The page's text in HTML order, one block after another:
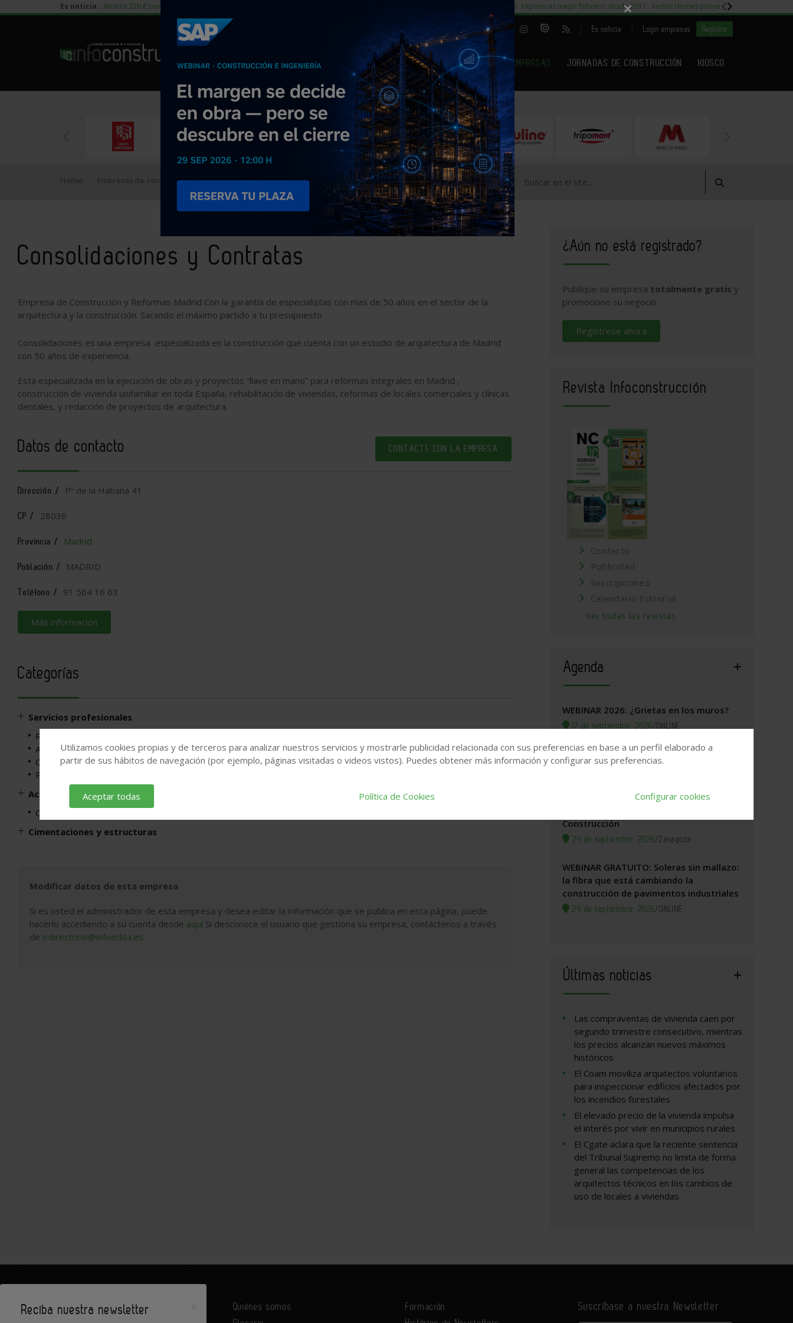
Es noticia: Ahorra 320 € por vivienda en edificación residencial 29% cambiar al alquiler temporal Hipotecas mejor febrero desde 2011 Aedas Homes proyecto Fiora
| Es noticia Login empresas Registro
NOTICIAS PRODUCTOS AGENDA ARTÍCULOS EMPRESAS JORNADAS DE CONSTRUCCIÓN KIOSCO
EMPRESAS PREMIUM
Empresas de construcción Consolidaciones y Contratas
Consolidaciones y Contratas
Empresa de Construcción y Reformas Madrid Con la garantía de especialistas con mas de 50 años en el sector de la
arquitectura y la construcción. Sacando el máximo partido a tu presupuesto
Consolidaciones es una empresa especializada en la construcción que cuenta con un estudio de arquitectura de Madrid
con 50 años de experiencia.
Esta especializada en la ejecución de obras y proyectos “llave en mano” para reformas integrales en Madrid ,
construcción de vivienda unifamiliar en toda España, rehabilitación de viviendas, reformas de locales comerciales y clínicas
dentales, y redacción de proyectos de arquitectura.
Datos de contacto CONTACTE CON LA EMPRESA
Dirección / Pº de la Habana 41
CP / 28036
Provincia / Madrid
Población / MADRID
Teléfono / 91 564 16 63
Más información
Categorías
Servicios profesionales
Reformas
Arquitectos y estudios técnicos de arquitectura
Construcción de viviendas e ingeniería civil
Proyectistas-Diseñadores
Actuaciones previas a la construcción
Consolidaciones de Suelos
Cimentaciones y estructuras
Modificar datos de esta empresa
Si es usted el administrador de esta empresa y desea editar la información que se publica en esta página, puede
hacerlo accediendo a su cuenta desde aquí Si desconoce el usuario que gestiona su empresa, contáctenos a través
de icdirectorio@infoedita.es.
¿Aún no está registrado?
Publique su empresa totalmente gratis y
promocione su negocio
Regístrese ahora
Revista Infoconstrucción
Contacto
Publicidad
Suscripciones
Calendario Editorial
Ver todas las revistas
Agenda
WEBINAR 2026: ¿Grietas en los muros?
17 de septiembre, 2026/ONLINE
Valladolid, 2026. Jornada Arquitectura y
Construcción
Construcción
24 de septiembre, 2026/Zaragoza
WEBINAR GRATUITO: Soleras sin mallazo:
la fibra que está cambiando la
construcción de pavimentos industriales
24 de septiembre, 2026/ONLINE
Últimas noticias
Las compraventas de vivienda caen por
segundo trimestre consecutivo, mientras
los precios alcanzan nuevos máximos
históricos
El Coam moviliza arquitectos voluntarios
para inspeccionar edificios afectados por
los incendios forestales
El elevado precio de la vivienda impulsa
el interés por vivir en municipios rurales
El Cgate aclara que la reciente sentencia
del Tribunal Supremo no limita de forma
general las competencias de los
arquitectos técnicos en los cambios de
uso de locales a viviendas
Quiénes somos
Formación
Suscríbase a nuestra Newsletter
Utilizamos cookies propias y de terceros para analizar nuestros servicios y mostrarle publicidad relacionada con sus preferencias en base a un perfil elaborado a
partir de sus hábitos de navegación (por ejemplo, páginas visitadas o videos vistos). Puedes obtener más información y configurar sus preferencias.
Aceptar todas Política de Cookies Configurar cookies
×
Reciba nuestra newsletter